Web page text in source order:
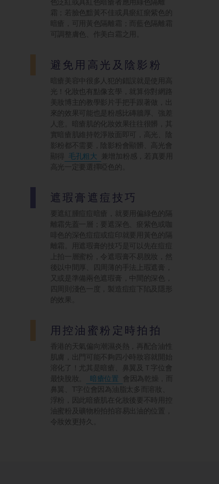
色泛紅或具紅色暗瘡者應用綠色隔離
霜；若臉色黯黃不佳或具瘀紅瘀紫色的
暗瘡，可用黃色隔離霜；而藍色隔離霜
可調整膚色、作美白霜之用。
避免用高光及陰影粉
暗瘡美容中很多人犯的錯誤就是使用高
光！化妝也有點像玄學，就算你對網路
美妝博主的教學影片手把手跟著做，出
來的效果可能也是粉感比磚牆厚、強差
人意。暗瘡肌的化妝效果往往很髒，其
實暗瘡肌維持乾淨妝面即可，高光、陰
影粉都不需要，陰影粉會顯髒、高光會
顯得
毛孔粗大
兼增加粉感，若真要用
高光一定要選擇啞色的。
遮瑕膏遮痘技巧
要遮紅腫痘痘暗瘡，就要用偏綠色的隔
離霜先蓋一層；要遮深色、瘀紫色或咖
啡色的深色痘痘或痘印就要用黃色的隔
離霜。用遮瑕膏的技巧是可以先在痘痘
上拍一層蜜粉，令遮瑕膏不易脫妝，然
後以中間厚、四周薄的手法上瑕遮膏，
又或是準備兩色遮瑕膏，中間的深色，
四周則淺色一度，製造痘痘下陷及隱形
的效果。
用控油蜜粉定時拍拍
香港的天氣偏向潮濕炎熱，再配合油性
肌膚，出門可能不夠四小時妝容就開始
溶化了！尤其是暗瘡、鼻翼及Ｔ字位會
最快脫妝。
暗瘡位置
會因為乾燥，而
鼻翼、T字位會因為油脂太多而溶妝、
浮粉，因此暗瘡肌在化妝後要不時用控
油蜜粉及礦物粉拍拍容易出油的位置，
令妝效更持久。